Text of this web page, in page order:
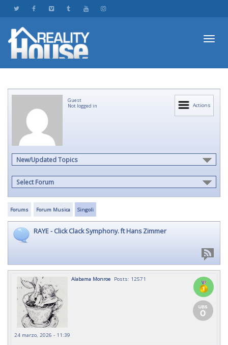
Actions
Guest
Not logged in
New/Updated Topics
Select Forum
Forums Forum Musica Singoli
RAYE - Click Clack Symphony. ft Hans Zimmer
Alabama Monroe Posts: 12571
24 marzo, 2026 - 11:39